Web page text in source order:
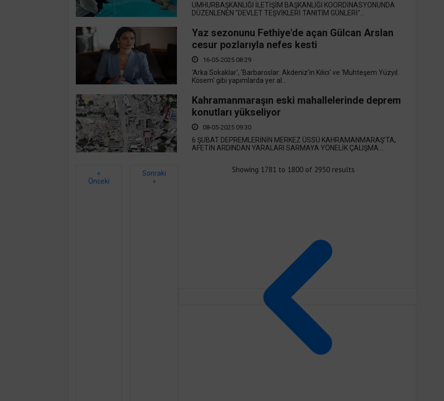
UMHURBAŞKANLIĞI İLETİŞİM BAŞKANLIĞI KOORDİNASYONUNDA
DÜZENLENEN "DEVLET TEŞVİKLERİ TANITIM GÜNLERİ"...
Yaz sezonunu Fethiye'de açan Gülcan Arslan
cesur pozlarıyla nefes kesti
16-05-2025 08:29
'Arka Sokaklar', 'Barbaroslar: Akdeniz'in Kılıcı' ve 'Muhteşem Yüzyıl:
Kösem' gibi yapımlarda yer al...
Kahramanmaraşın eski mahallelerinde deprem
konutları yükseliyor
08-05-2025 09:30
6 ŞUBAT DEPREMLERİNİN MERKEZ ÜSSÜ KAHRAMANMARAŞ’TA,
AFETİN ARDINDAN YARALARI SARMAYA YÖNELİK ÇALIŞMA...
«
Önceki
Sonraki
»
Showing 1781 to 1800 of 2950 results